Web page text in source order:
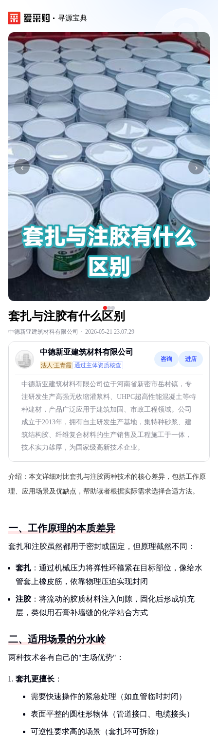
寻源宝典
‹ ›
套扎与注胶有什么区别
中德新亚建筑材料有限公司 · 2026-05-21 23:07:29
中德新亚建筑材料有限公司
法人:王青霞 通过主体资质核查
咨询 进店
中德新亚建筑材料有限公司位于河南省新密市岳村镇，专
注研发生产高强无收缩灌浆料、UHPC超高性能混凝土等特
种建材，产品广泛应用于建筑加固、市政工程领域。公司
成立于2013年，拥有自主研发生产基地，集特种砂浆、建
筑结构胶、纤维复合材料的生产销售及工程施工于一体，
技术实力雄厚，为国家级高新技术企业。
介绍： 本文详细对比套扎与注胶两种技术的核心差异，包括工作原
理、应用场景及优缺点，帮助读者根据实际需求选择合适方法。
一、工作原理的本质差异
套扎和注胶虽然都用于密封或固定，但原理截然不同：
套扎 ：通过机械压力将弹性环箍紧在目标部位，像给水
管套上橡皮筋，依靠物理压迫实现封闭
注胶：将流动的胶质材料注入间隙，固化后形成填充
层，类似用石膏补墙缝的化学粘合方式
二、适用场景的分水岭
两种技术各有自己的"主场优势"：
套扎更擅长 ：
需要快速操作的紧急处理（如血管临时封闭）
表面平整的圆柱形物体（管道接口、电缆接头）
可逆性要求高的场景（套扎环可拆除）